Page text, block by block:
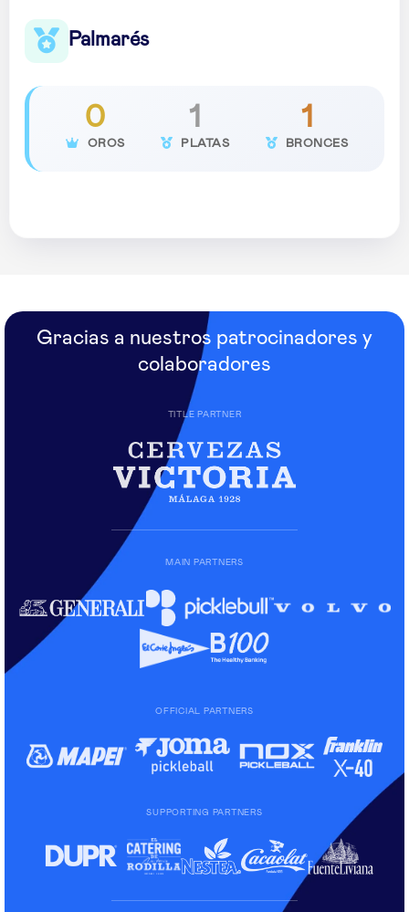
Palmarés
0
OROS
1
PLATAS
1
BRONCES
Gracias a nuestros patrocinadores y
colaboradores
TITLE PARTNER
MAIN PARTNERS
OFFICIAL PARTNERS
SUPPORTING PARTNERS